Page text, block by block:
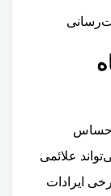
حساس
علائمی
ایرادات